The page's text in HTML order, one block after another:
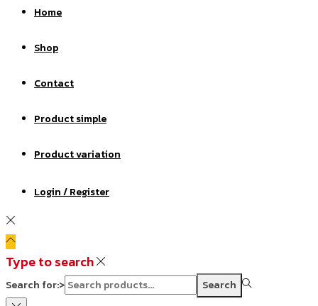
Home
Shop
Contact
Product simple
Product variation
Login / Register
Type to search
Search for:> Search